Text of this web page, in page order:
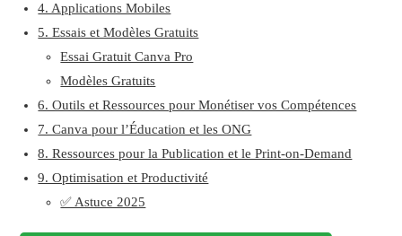
4. Applications Mobiles
5. Essais et Modèles Gratuits
Essai Gratuit Canva Pro
Modèles Gratuits
6. Outils et Ressources pour Monétiser vos Compétences
7. Canva pour l’Éducation et les ONG
8. Ressources pour la Publication et le Print-on-Demand
9. Optimisation et Productivité
✅ Astuce 2025